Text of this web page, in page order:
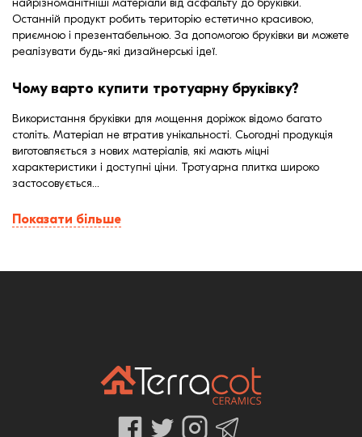
Останній продукт робить територію естетично красивою,
приємною і презентабельною. За допомогою бруківки ви можете
реалізувати будь-які дизайнерські ідеї.
Чому варто купити тротуарну бруківку?
Використання бруківки для мощення доріжок відомо багато
століть. Матеріал не втратив унікальності. Сьогодні продукція
виготовляється з нових матеріалів, які мають міцні
характеристики і доступні ціни. Тротуарна плитка широко
застосовується...
Показати більше